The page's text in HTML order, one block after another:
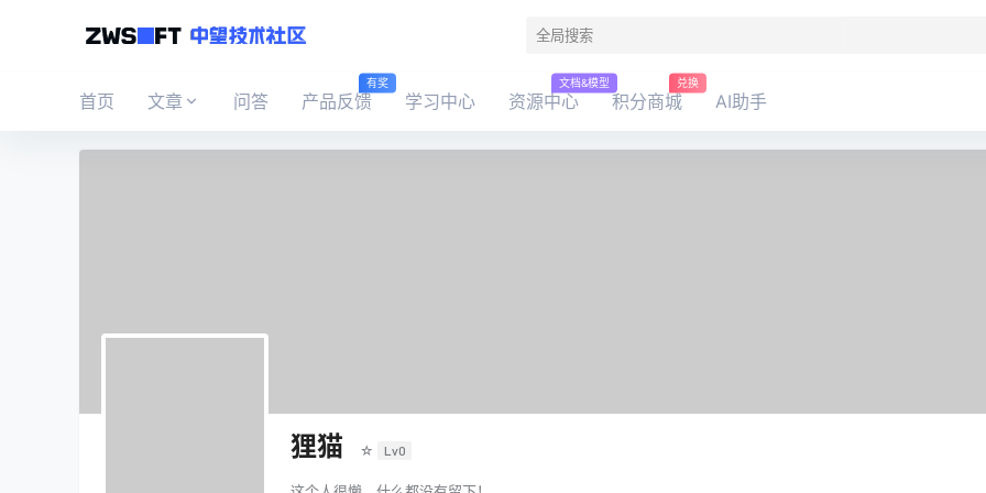
首页 文章 问答 产品反馈
有奖
学习中心 资源中心
文档&模型
积分商城
兑换
AI助手
狸猫 ☆ Lv0